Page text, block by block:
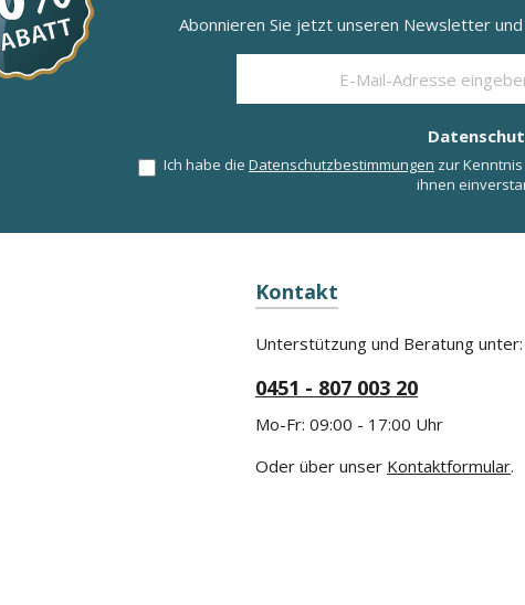
Abonnieren Sie jetzt unseren Newsletter
Ich habe die Datenschutzbestimmungen zur
ihnen
Kontakt
Unterstützung und Beratung unter:
0451 - 807 003 20
Mo-Fr: 09:00 - 17:00 Uhr
Oder über unser Kontaktformular.